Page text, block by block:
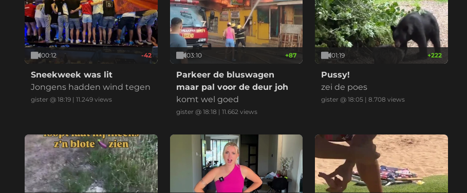
00:12 -42
Sneekweek was lit
Jongens hadden wind tegen
gister @ 18:19 | 11.249 views
03:10 +87
Parkeer de bluswagen
maar pal voor de deur joh
komt wel goed
gister @ 18:18 | 11.662 views
01:19 +222
Pussy!
zei de poes
gister @ 18:05 |8.708 views